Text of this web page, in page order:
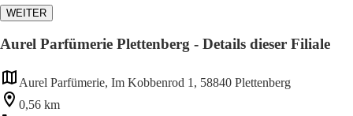
WEITER
Aurel Parfümerie Plettenberg - Details dieser Filiale
Aurel Parfümerie, Im Kobbenrod 1, 58840 Plettenberg
0,56 km